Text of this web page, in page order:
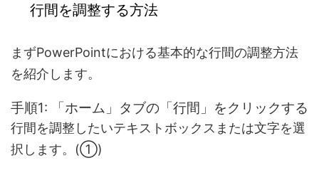
行間を調整する方法
まずPowerPointにおける基本的な行間の調整方法
を紹介します。
手順1: 「ホーム」タブの「行間」をクリックする
行間を調整したいテキストボックスまたは文字を選
択します。(①)